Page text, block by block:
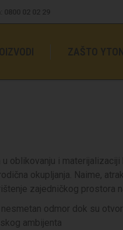
ZAŠTO
oblikovanju i
okupljanja. Naime,
zajedničkog prostora
odmor dok su
ambijenta